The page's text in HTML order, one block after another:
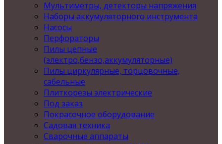
Мультиметры, детекторы напряжения
Наборы аккумуляторного инструмента
Насосы
Перфораторы
Пилы цепные
(электро,бензо,аккумуляторные)
Пилы циркулярные, торцовочные,
сабельные
Плиткорезы электрические
Под заказ
Покрасочное оборудование
Садовая техника
Сварочные аппараты